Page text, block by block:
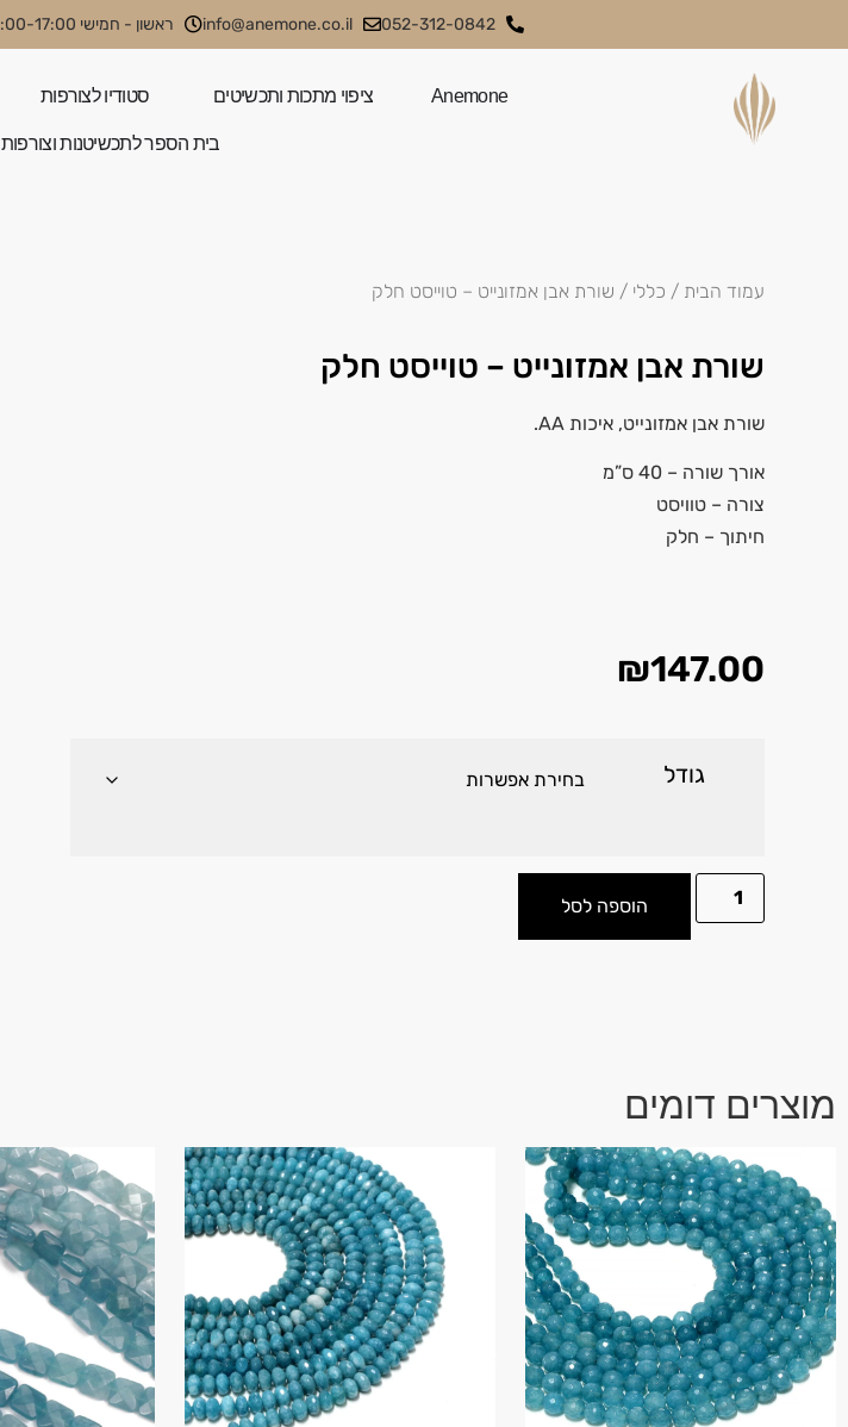
052-312-0842
info@anemone.co.il ראשון - חמישי 08:00-17:00
Anemone ציפוי מתכות ותכשיטים סטודיו לצורפות
בית הספר לתכשיטנות וצורפות
עמוד הבית / כללי / שורת אבן אמזונייט – טוייסט חלק
שורת אבן אמזונייט – טוייסט חלק
שורת אבן אמזונייט, איכות AA.
אורך שורה – 40 ס”מ
צורה – טוויסט
חיתוך – חלק
₪147.00
גודל
הוספה לסל
מוצרים דומים